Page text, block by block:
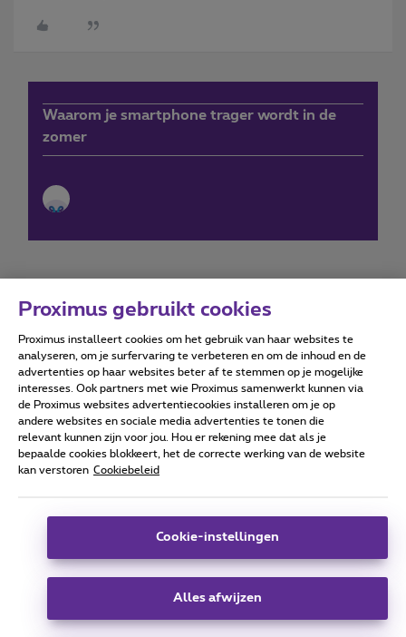
Waarom je smartphone trager wordt in de
zomer
Forumvoorwaarden Accessibility statement
Alle rechten voorbehouden. © Proximus
Algemene voorwaarden, consumenteninfo
Deze website is gecreëerd en wordt beheerd conform het
Koning Albert II-laan 27 - B-1030 Brussel.
Proximus gebruikt cookies
Proximus installeert cookies om het gebruik van haar websites te
analyseren, om je surfervaring te verbeteren en om de inhoud en de
advertenties op haar websites beter af te stemmen op je mogelijke
interesses. Ook partners met wie Proximus samenwerkt kunnen via
de Proximus websites advertentiecookies installeren om je op
andere websites en sociale media advertenties te tonen die
relevant kunnen zijn voor jou. Hou er rekening mee dat als je
bepaalde cookies blokkeert, het de correcte werking van de website
kan verstoren Cookiebeleid
Cookie-instellingen
Alles afwijzen